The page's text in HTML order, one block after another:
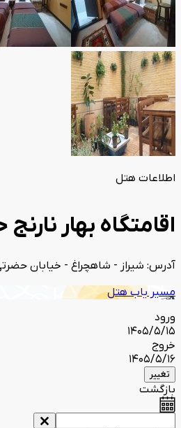
اطلاعات هتل
اقامتگاه بهار
آدرس: شیراز - شاهچراغ - خیابان حضرتی -کوچه 28 حضرتی -
مسیر یاب هتل
ورود
1405/5/15
خروج
1405/5/16
تغییر
بازگشت